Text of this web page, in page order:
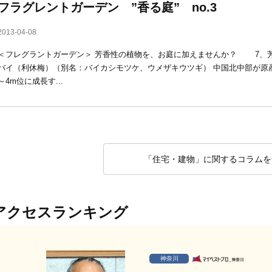
ラグレントガーデン ”香る庭” no.3
04-08
フレグラントガーデン＞ 芳香性の植物を、お庭に加えませんか？ 7、
イ（利休梅）（別名：バイカシモツケ、ウメザキウツギ） 中国北中部が原
4m位に成長す...
「住宅・建物」に関するコラム
クセスランキング
神奈川